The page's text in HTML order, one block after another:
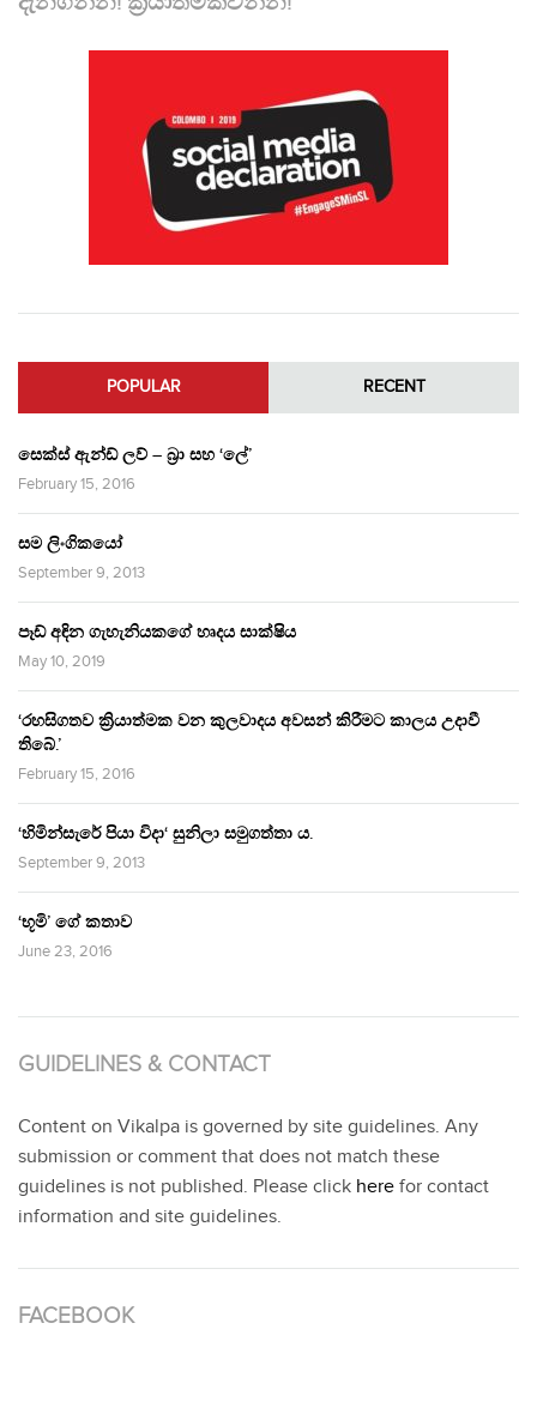
POPULAR RECENT
සෙක්ස් ඇන්ඩ් ලව් – බ්‍රා සහ ‘ලේ’
February 15, 2016
සම ලිංගිකයෝ
September 9, 2013
පෑඩ් අඳින ගැහැනියකගේ හෘදය සාක්ෂිය
May 10, 2019
‘රහසිගතව ක්‍රියාත්මක වන කුලවාදය අවසන් කිරීමට කාලය උදාවී
තිබේ.’
February 15, 2016
‘හිමින්සැරේ පියා විදා‘ සුනිලා සමුගත්තා ය.
September 9, 2013
‘භූමි’ ගේ කතාව
June 23, 2016
GUIDELINES & CONTACT
Content on Vikalpa is governed by site guidelines. Any
submission or comment that does not match these
guidelines is not published. Please click here for contact
information and site guidelines.
FACEBOOK